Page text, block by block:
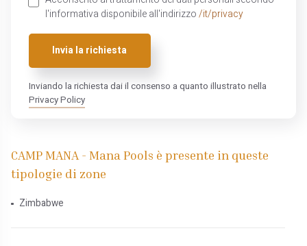
l'informativa disponibile all'indirizzo /it/privacy
Invia la richiesta
Inviando la richiesta dai il consenso a quanto illustrato nella
Privacy Policy
CAMP MANA - Mana Pools è presente in queste
tipologie di zone
Zimbabwe